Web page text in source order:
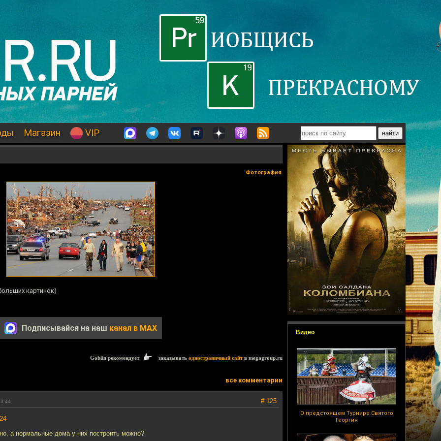
Магазин VIP
Видео
О предстоящем Турнире Святого
Георгия
Фотография
картинок)
Подписывайся на наш канал в MAX
Goblin рекомендует заказывать одностраничный сайтв megagroup.ru
все комментарии
# 125
а нормальные дома у них построить можно?